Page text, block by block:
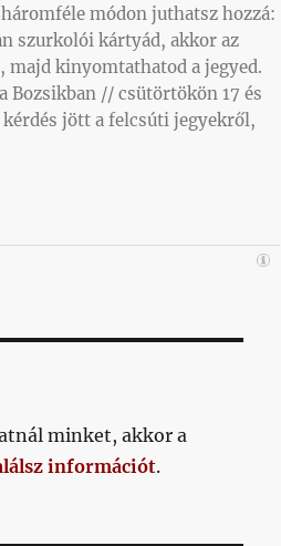
módon juthatsz hozzá:
szurkolói kártyád, akkor az
kinyomtathatod a jegyed.
// csütörtökön 17 és
kérdés jött a felcsúti jegyekről,
minket, akkor a
információt.